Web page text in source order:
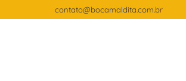
contato@bocamaldita.com.br